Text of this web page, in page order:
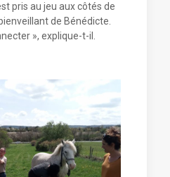
pris au jeu aux côtés de
de Bénédicte.
», explique-t-il.